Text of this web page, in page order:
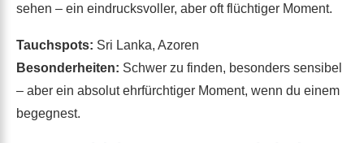
sehen – ein eindrucksvoller, aber oft flüchtiger Moment.
Tauchspots: Sri Lanka, Azoren
Besonderheiten: Schwer zu finden, besonders sensibel
– aber ein absolut ehrfürchtiger Moment, wenn du einem
begegnest.